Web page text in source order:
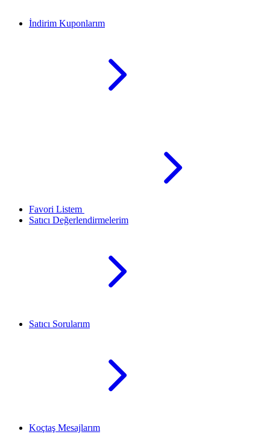
İndirim Kuponlarım
Favori Listem
Satıcı Değerlendirmelerim
Satıcı Sorularım
Koçtaş Mesajlarım